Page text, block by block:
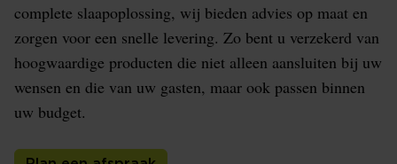
complete slaapoplossing, wij bieden advies op maat en
zorgen voor een snelle levering. Zo bent u verzekerd van
hoogwaardige producten die niet alleen aansluiten bij uw
wensen en die van uw gasten, maar ook passen binnen
uw budget.